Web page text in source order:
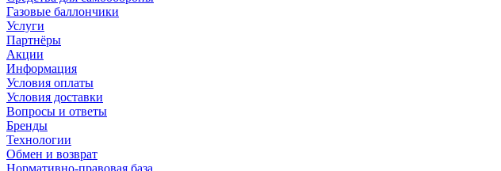
Газовые баллончики
Услуги
Партнёры
Акции
Информация
Условия оплаты
Условия доставки
Вопросы и ответы
Бренды
Технологии
Обмен и возврат
Нормативно-правовая база